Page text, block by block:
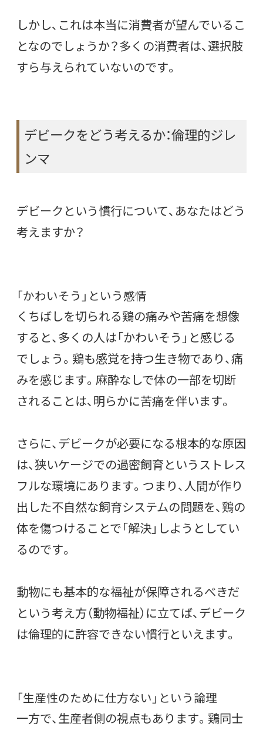
しかし、これは本当に消費者が望んでいるこ
となのでしょうか？多くの消費者は、選択肢
すら与えられていないのです。
デビークをどう考えるか：倫理的ジレ
ンマ
デビークという慣行について、あなたはどう
考えますか？
「かわいそう」という感情
くちばしを切られる鶏の痛みや苦痛を想像
すると、多くの人は「かわいそう」と感じる
でしょう。鶏も感覚を持つ生き物であり、痛
みを感じます。麻酔なしで体の一部を切断
されることは、明らかに苦痛を伴います。
さらに、デビークが必要になる根本的な原因
は、狭いケージでの過密飼育というストレス
フルな環境にあります。つまり、人間が作り
出した不自然な飼育システムの問題を、鶏の
体を傷つけることで「解決」しようとしてい
るのです。
動物にも基本的な福祉が保障されるべきだ
という考え方（動物福祉）に立てば、デビーク
は倫理的に許容できない慣行といえます。
「生産性のために仕方ない」という論理
一方で、生産者側の視点もあります。鶏同士